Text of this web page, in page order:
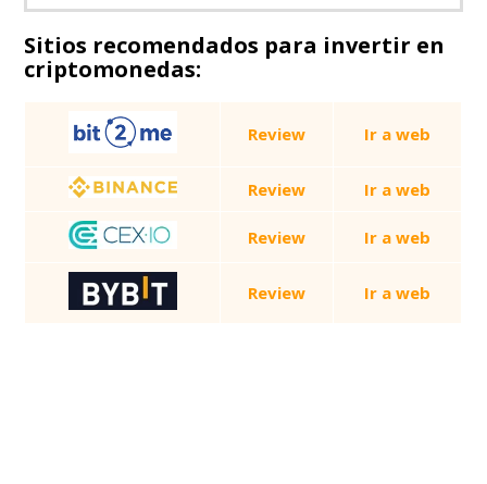
Sitios recomendados para invertir en
criptomonedas:
Review Ir a web
Review Ir a web
Review Ir a web
Review Ir a web